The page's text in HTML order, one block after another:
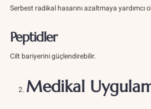
Serbest radikal hasarını azaltmaya yardımcı
Peptidler
Cilt bariyerini güçlendirebilir.
Medikal